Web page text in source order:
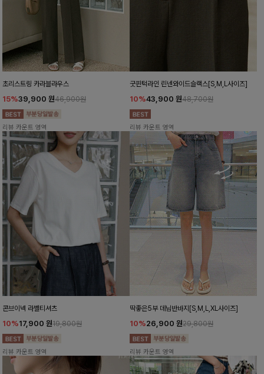
초리스트링 카라블라우스
15%39,900 원46,900원
리뷰 카운트 영역
굿핀턱라인 린넨와이드슬랙스[S,M,L사이즈]
10%43,900 원48,700원
리뷰 카운트 영역
콘브이넥 라벨티셔츠
10%17,900 원19,800원
리뷰 카운트 영역
딱좋은5부 데님반바지[S,M,L,XL사이즈]
10%26,900 원29,800원
리뷰 카운트 영역